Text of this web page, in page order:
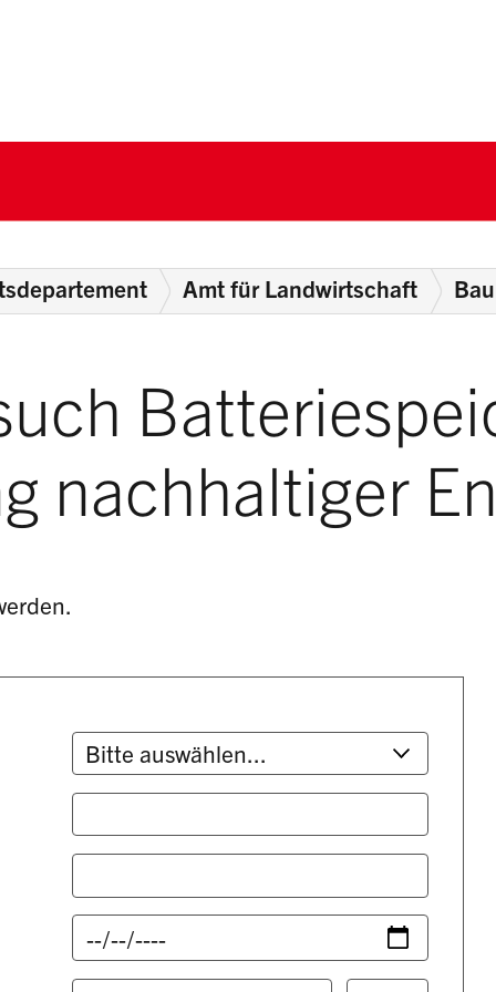
Amt für Landwirtschaft
nachhaltiger